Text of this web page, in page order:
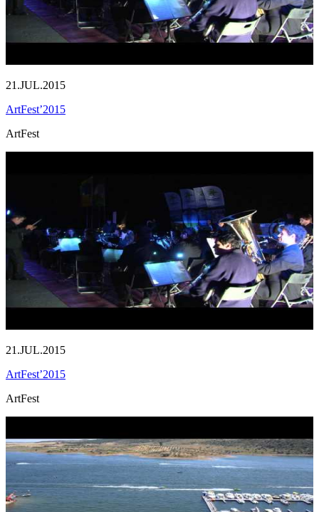
21.JUL.2015
ArtFest’2015
ArtFest
21.JUL.2015
ArtFest’2015
ArtFest